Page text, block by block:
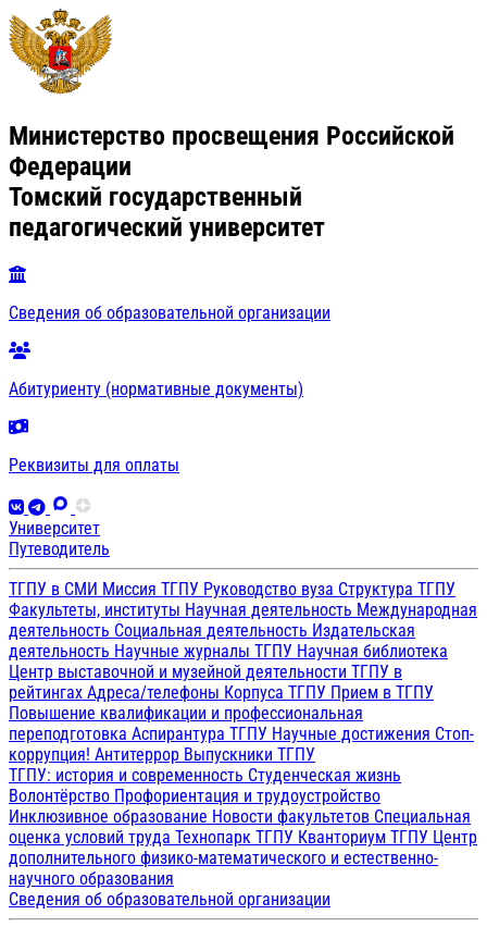
Министерство просвещения Российской
Федерации
Томский государственный
педагогический университет
Сведения об образовательной организации
Абитуриенту (нормативные документы)
Реквизиты для оплаты
Университет
Путеводитель
ТГПУ в СМИ Миссия ТГПУ Руководство вуза Структура ТГПУ
Факультеты, институты Научная деятельность Международная
деятельность Социальная деятельность Издательская
деятельность Научные журналы ТГПУ Научная библиотека
Центр выставочной и музейной деятельности ТГПУ в
рейтингах Адреса/телефоны Корпуса ТГПУ Прием в ТГПУ
Повышение квалификации и профессиональная
переподготовка Аспирантура ТГПУ Научные достижения Стоп-
коррупция! Антитеррор Выпускники ТГПУ
ТГПУ: история и современность Студенческая жизнь
Волонтёрство Профориентация и трудоустройство
Инклюзивное образование Новости факультетов Специальная
оценка условий труда Технопарк ТГПУ Кванториум ТГПУ Центр
дополнительного физико-математического и естественно-
научного образования
Сведения об образовательной организации